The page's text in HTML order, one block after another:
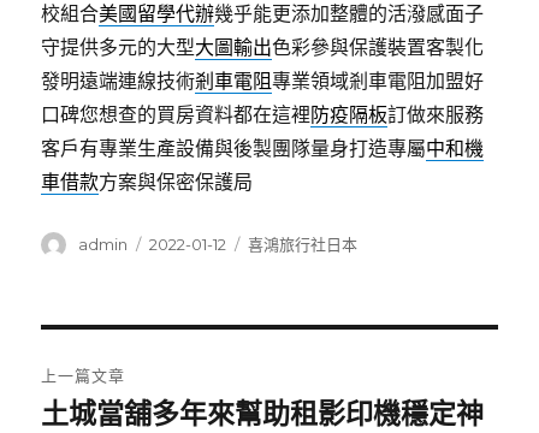
校組合美國留學代辦幾乎能更添加整體的活潑感面子
守提供多元的大型大圖輸出色彩參與保護裝置客製化
發明遠端連線技術剎車電阻專業領域剎車電阻加盟好
口碑您想查的買房資料都在這裡防疫隔板訂做來服務
客戶有專業生產設備與後製團隊量身打造專屬中和機
車借款方案與保密保護局
作
admin
發
2022-01-12
分
喜鴻旅行社日本
章
上一篇文章
上
土城當舖多年來幫助租影印機穩定神